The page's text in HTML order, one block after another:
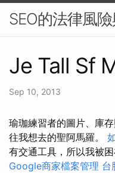
SEO的法律風
Je Tall Sf
Sep 10, 2013
瑜珈練習者的圖片、庫
往我想去的聖阿馬羅。
有交通工具，所以我被困
Google商家檔案管理 台